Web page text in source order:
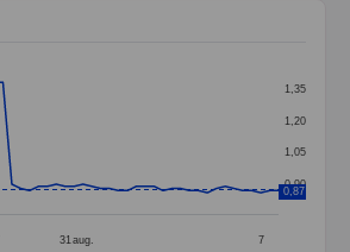
data points.
X axis displaying categories.
Y axis displaying values. Data
31 aug. 7
0,90
1,05
1,20
1,35
0,87